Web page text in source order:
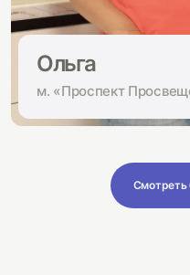
Ольга
м. «Проспект
Смотреть